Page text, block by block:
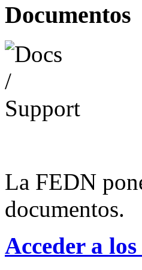
Documentos
La FEDN
documentos.
Acceder a